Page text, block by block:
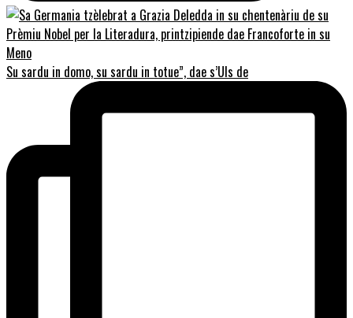
Su sardu in domo, su sardu in totue”, dae s’Uls de